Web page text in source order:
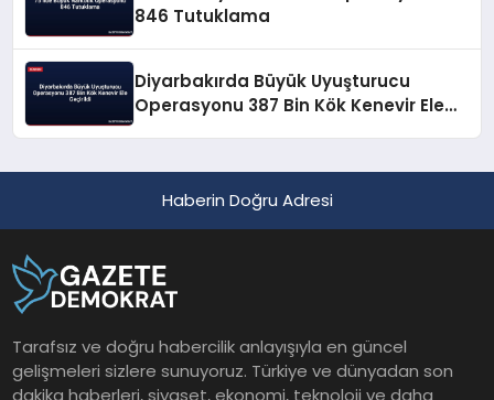
846 Tutuklama
Diyarbakırda Büyük Uyuşturucu
Operasyonu 387 Bin Kök Kenevir Ele
Haberin Doğru Adresi
Tarafsız ve doğru habercilik anlayışıyla en güncel
gelişmeleri sizlere sunuyoruz. Türkiye ve dünyadan son
dakika haberleri, siyaset, ekonomi, teknoloji ve daha